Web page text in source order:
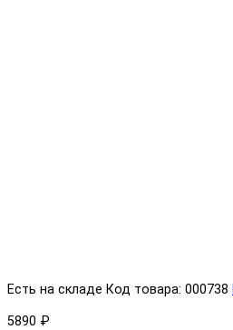
Есть на складе Код товара: 000738
5890 ₽